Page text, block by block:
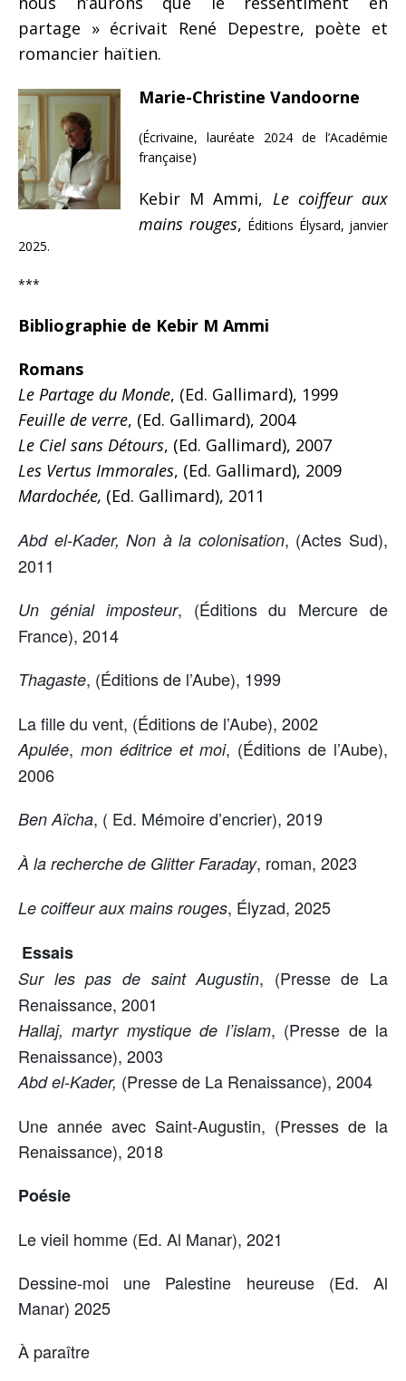
partage » écrivait René Depestre, poète et
romancier haïtien.
Marie-Christine Vandoorne
(Écrivaine, lauréate 2024 de l’Académie
française)
Kebir M Ammi, Le coiffeur aux
mains rouges, Éditions Élysard, janvier
2025.
***
Bibliographie de Kebir M Ammi
Romans
Le Partage du Monde, (Ed. Gallimard), 1999
Feuille de verre, (Ed. Gallimard), 2004
Le Ciel sans Détours, (Ed. Gallimard), 2007
Les Vertus Immorales, (Ed. Gallimard), 2009
Mardochée, (Ed. Gallimard), 2011
Abd el-Kader, Non à la colonisation, (Actes Sud),
2011
Un génial imposteur, (Éditions du Mercure de
France), 2014
Thagaste, (Éditions de l’Aube), 1999
La fille du vent, (Éditions de l’Aube), 2002
Apulée, mon éditrice et moi, (Éditions de l’Aube),
2006
Ben Aïcha, ( Ed. Mémoire d’encrier), 2019
À la recherche de Glitter Faraday, roman, 2023
Le coiffeur aux mains rouges, Élyzad, 2025
Essais
Sur les pas de saint Augustin, (Presse de La
Renaissance, 2001
Hallaj, martyr mystique de l’islam, (Presse de la
Renaissance), 2003
Abd el-Kader, (Presse de La Renaissance), 2004
Une année avec Saint-Augustin, (Presses de la
Renaissance), 2018
Poésie
Le vieil homme (Ed. Al Manar), 2021
Dessine-moi une Palestine heureuse (Ed. Al
Manar) 2025
À paraître